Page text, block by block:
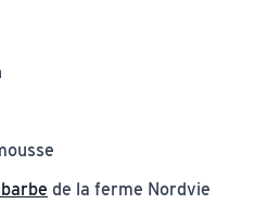
de la ferme Nordvie